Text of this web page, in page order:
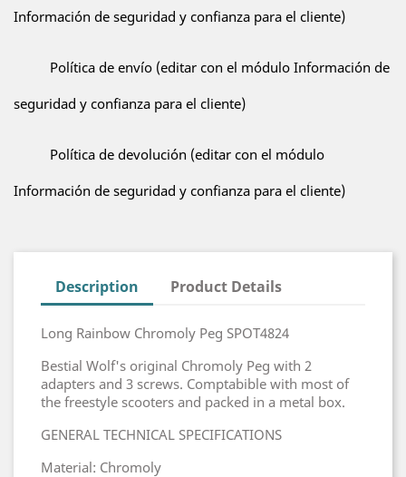
Información de seguridad y confianza para el cliente)
Política de envío (editar con el módulo Información de
seguridad y confianza para el cliente)
Política de devolución (editar con el módulo
Información de seguridad y confianza para el cliente)
Description Product Details
Long Rainbow Chromoly Peg SPOT4824
Bestial Wolf's original Chromoly Peg with 2
adapters and 3 screws. Comptabible with most of
the freestyle scooters and packed in a metal box.
GENERAL TECHNICAL SPECIFICATIONS
Material: Chromoly